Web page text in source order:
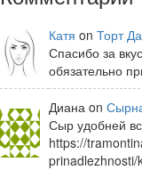
Катя on Торт
Спасибо за
обязательно
Диана on
Сыр удобней
https://